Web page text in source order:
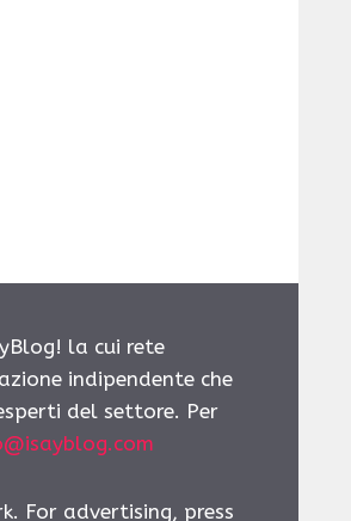
la cui rete
indipendente che
del settore. Per
For advertising, press